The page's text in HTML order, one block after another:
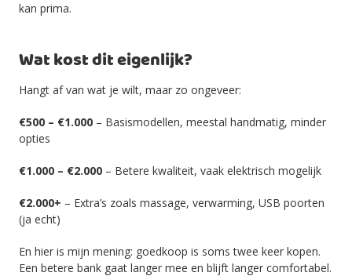
kan prima.
Wat kost dit eigenlijk?
Hangt af van wat je wilt, maar zo ongeveer:
€500 – €1.000 – Basismodellen, meestal handmatig, minder
opties
€1.000 – €2.000 – Betere kwaliteit, vaak elektrisch mogelijk
€2.000+ – Extra’s zoals massage, verwarming, USB poorten
(ja echt)
En hier is mijn mening: goedkoop is soms twee keer kopen.
Een betere bank gaat langer mee en blijft langer comfortabel.